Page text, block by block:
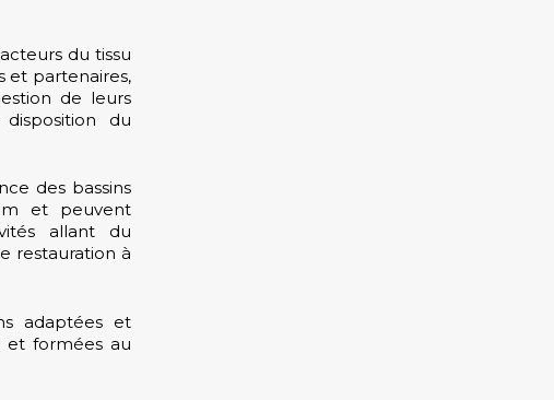
du tissu
et partenaires,
de leurs
du
des bassins
et peuvent
allant du
restauration à
adaptées et
et formées au